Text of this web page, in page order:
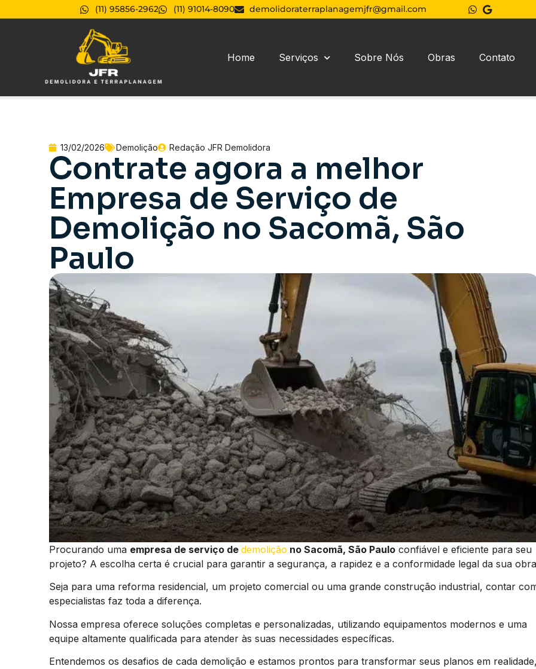
(11) 95856-2962 (11) 91014-8090 demolidoraterraplanagemjfr@gmail.com
Home Serviços Sobre Nós Obras Contato
13/02/2026 Demolição Redação JFR Demolidora
Contrate agora a melhor
Empresa de Serviço de
Demolição no Sacomã, São
Paulo
Procurando uma empresa de serviço de demolição no Sacomã, São Paulo confiável e eficiente para seu
projeto? A escolha certa é crucial para garantir a segurança, a rapidez e a conformidade legal da sua
Seja para uma reforma residencial, um projeto comercial ou uma grande construção industrial, contar
especialistas faz toda a diferença.
Nossa empresa oferece soluções completas e personalizadas, utilizando equipamentos modernos e uma
equipe altamente qualificada para atender às suas necessidades específicas.
Entendemos os desafios de cada demolição e estamos prontos para transformar seus planos em